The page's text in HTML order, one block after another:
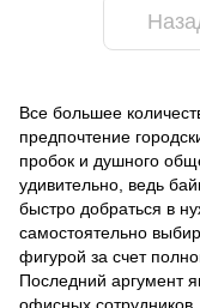
Все большее
предпочтение
пробок и душного
удивительно, ведь
быстро добраться в
самостоятельно
фигурой за счет
Последний аргумент